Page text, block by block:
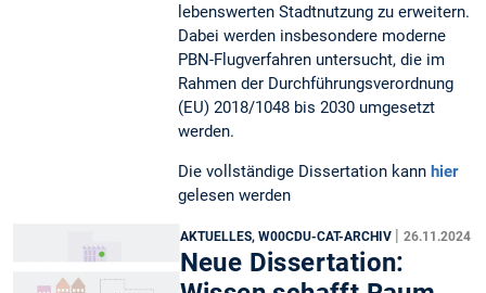
lebenswerten Stadtnutzung zu erweitern.
Dabei werden insbesondere moderne
PBN-Flugverfahren untersucht, die im
Rahmen der Durchführungsverordnung
(EU) 2018/1048 bis 2030 umgesetzt
werden.
Die vollständige Dissertation kann hier
gelesen werden
AKTUELLES, W00CDU-CAT-ARCHIV 26.11.2024
Neue Dissertation: